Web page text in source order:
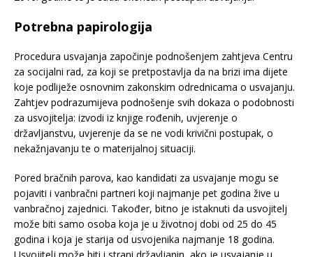
Potrebna papirologija
Procedura usvajanja započinje podnošenjem zahtjeva Centru
za socijalni rad, za koji se pretpostavlja da na brizi ima dijete
koje podliježe osnovnim zakonskim odrednicama o usvajanju.
Zahtjev podrazumijeva podnošenje svih dokaza o podobnosti
za usvojitelja: izvodi iz knjige rođenih, uvjerenje o
državljanstvu, uvjerenje da se ne vodi krivični postupak, o
nekažnjavanju te o materijalnoj situaciji.
Pored bračnih parova, kao kandidati za usvajanje mogu se
pojaviti i vanbračni partneri koji najmanje pet godina žive u
vanbračnoj zajednici. Također, bitno je istaknuti da usvojitelj
može biti samo osoba koja je u životnoj dobi od 25 do 45
godina i koja je starija od usvojenika najmanje 18 godina.